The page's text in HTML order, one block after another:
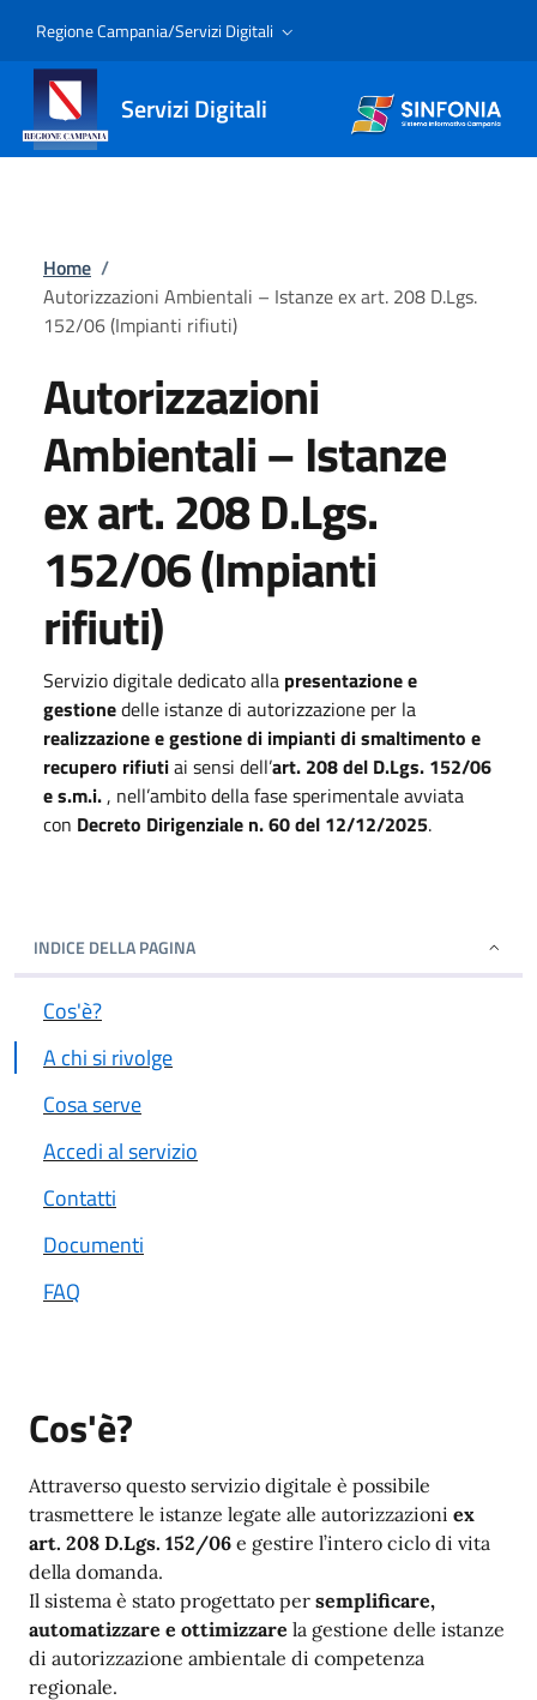
Regione Campania/Servizi Digitali
Servizi Digitali
Home /
Autorizzazioni Ambientali – Istanze ex art. 208 D.Lgs.
152/06 (Impianti rifiuti)
Autorizzazioni
Ambientali – Istanze
ex art. 208 D.Lgs.
152/06 (Impianti
rifiuti)
Servizio digitale dedicato alla presentazione e
gestionedelle istanze di autorizzazione per la
realizzazione e gestione di impianti di smaltimento e
recupero rifiutiai sensi dell’art. 208 del D.Lgs. 152/06
e s.m.i. , nell’ambito della fase sperimentale avviata
con Decreto Dirigenziale n. 60 del 12/12/2025.
INDICE DELLA PAGINA
Cos'è?
A chi si rivolge
Cosa serve
Accedi al servizio
Contatti
Documenti
FAQ
Cos'è?
Attraverso questo servizio digitale è possibile
trasmettere le istanze legate alle autorizzazioni ex
art. 208 D.Lgs. 152/06 e gestire l’intero ciclo di vita
della domanda.
Il sistema è stato progettato per semplificare,
automatizzare e ottimizzare la gestione delle istanze
di autorizzazione ambientale di competenza
regionale.